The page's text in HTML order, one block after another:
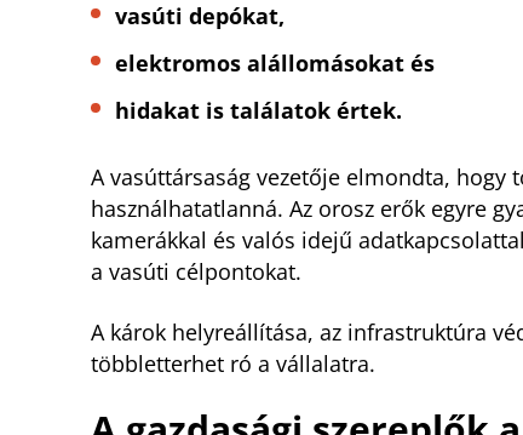
vasúti depókat,
elektromos alállomásokat és
hidakat is találatok értek.
A vasúttársaság vezetője elmondta,
használhatatlanná. Az orosz erők egyre
kamerákkal és valós idejű
a vasúti célpontokat.
A károk helyreállítása, az infrastruktúra
többletterhet ró a vállalatra.